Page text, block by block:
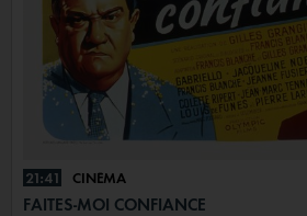
21:41 CINÉMA
FAITES-MOI CONFIANCE